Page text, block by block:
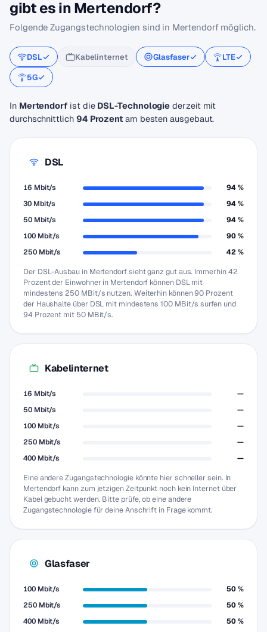
gibt es in Mertendorf?
Folgende Zugangstechnologien sind in Mertendorf möglich.
DSL Kabelinternet Glasfaser
LTE
5G
In Mertendorf ist die DSL-Technologie derzeit mit
durchschnittlich 94 Prozentam besten ausgebaut.
DSL
16 Mbit/s
94 %
30 Mbit/s
94 %
50 Mbit/s
94 %
100 Mbit/s
90 %
250 Mbit/s
42 %
Der DSL-Ausbau in Mertendorf sieht ganz gut aus. Immerhin 42
Prozent der Einwohner in Mertendorf können DSL mit
mindestens 250 MBit/s nutzen. Weiterhin können 90 Prozent
der Haushalte über DSL mit mindestens 100 MBit/s surfen und
94 Prozent mit 50 MBit/s.
Kabelinternet
16 Mbit/s
—
50 Mbit/s
—
100 Mbit/s
—
250 Mbit/s
—
400 Mbit/s
—
Eine andere Zugangstechnologie könnte hier schneller sein. In
Mertendorf kann zum jetzigen Zeitpunkt noch kein Internet über
Kabel gebucht werden. Bitte prüfe, ob eine andere
Zugangstechnologie für deine Anschrift in Frage kommt.
Glasfaser
100 Mbit/s
50 %
250 Mbit/s
50 %
400 Mbit/s
50 %